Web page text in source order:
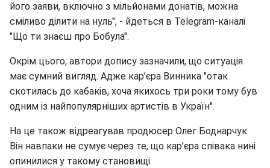
його заяви, включно з мільйонами донатів, можна
сміливо ділити на нуль", - йдеться в Telegram-каналі
"Що ти знаєш про Бобула".
Окрім цього, автори допису зазначили, що ситуація
має сумний вигляд. Адже кар’єра Винника "отак
скотилась до кабаків, хоча якихось три роки тому був
одним із найпопулярніших артистів в Україн".
На це також відреагував продюсер Олег Боднарчук.
Він навпаки не сумує через те, що кар'єра співака нині
опинилися у такому становищі.